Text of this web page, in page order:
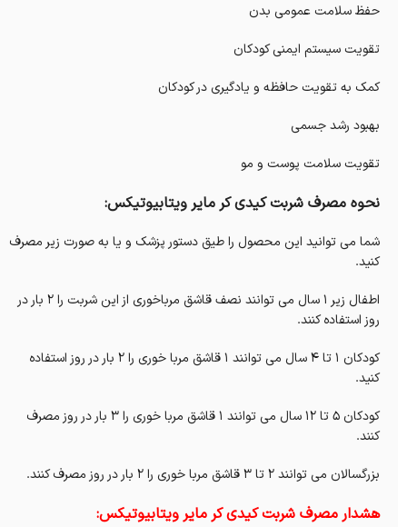
حفظ سلامت عمومی بدن
تقویت سیستم ایمنی کودکان
کمک به تقویت حافظه و یادگیری در کودکان
بهبود رشد جسمی
تقویت سلامت پوست و مو
نحوه مصرف شربت کیدی کر مایر ویتابیوتیکس:
شما می توانید این محصول را طیق دستور پزشک و یا به صورت زیر مصرف
کنید.
اطفال زیر 1 سال می توانند نصف قاشق مرباخوری از این شربت را 2 بار در
روز استفاده کنند.
کودکان 1 تا 4 سال می توانند 1 قاشق مربا خوری را 2 بار در روز استفاده
کنید.
کودکان 5 تا 12 سال می توانند 1 قاشق مربا خوری را 3 بار در روز مصرف
کنند.
بزرگسالان می توانند 2 تا 3 قاشق مربا خوری را 2 بار در روز مصرف کنند.
هشدار مصرف شربت کیدی کر مایر ویتابیوتیکس: